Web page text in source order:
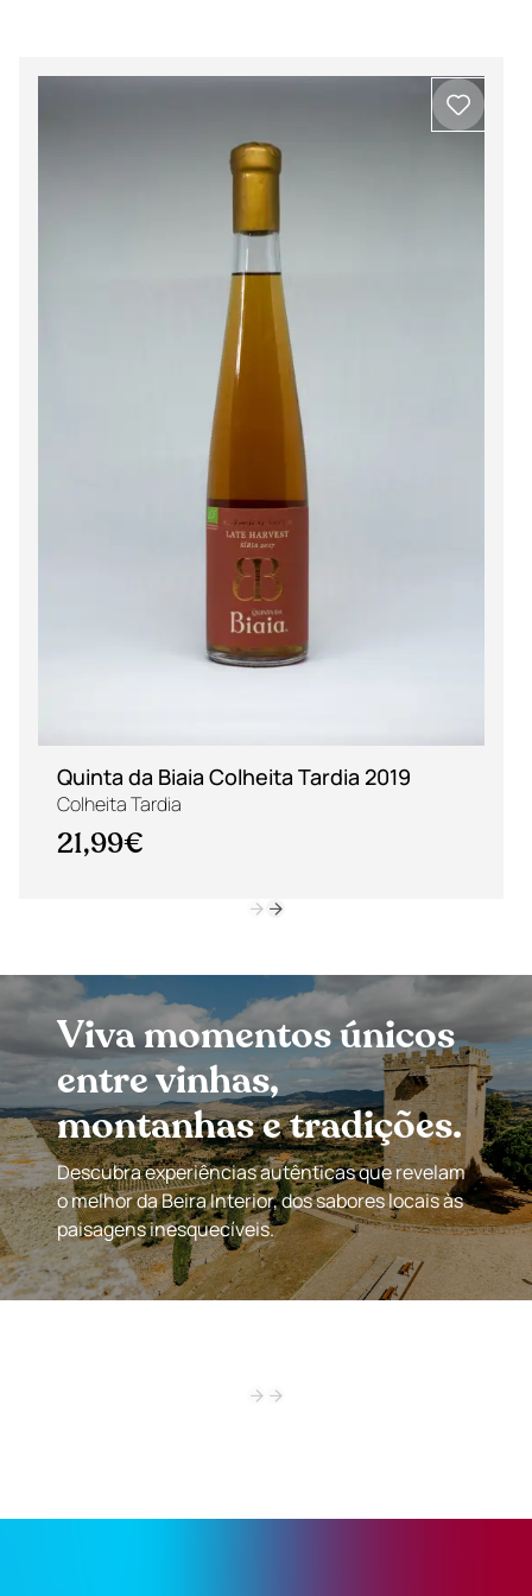
Quinta da Biaia Colheita Tardia 2019
Colheita Tardia
21,99€
Viva momentos únicos
entre vinhas,
montanhas e tradições.
Descubra experiências autênticas que revelam
o melhor da Beira Interior, dos sabores locais às
paisagens inesquecíveis.